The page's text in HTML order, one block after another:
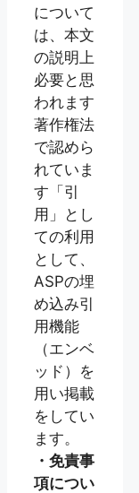
について
は、本文
の説明上
必要と思
われます
著作権法
で認めら
れていま
す「引
用」とし
ての利用
として、
ASPの埋
め込み引
用機能
（エンベ
ッド）を
用い掲載
をしてい
ます。
・免責事
項につい